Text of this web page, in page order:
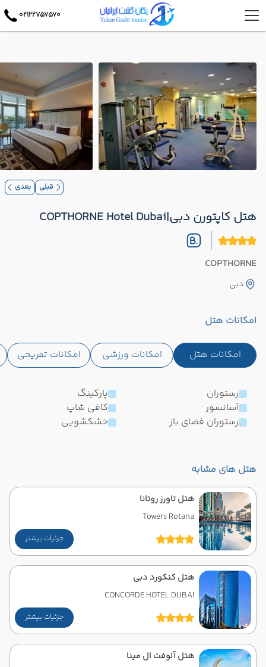
02122757570
قبلی بعدی
هتل کاپتورن دبی|COPTHORNE Hotel Dubai
COPTHORNE
دبی
امکانات هتل
امکانات هتل امکانات ورزشی امکانات تفریحی
رستوران
آسانسور
رستوران فضای باز
پارکینگ
کافی شاپ
خشکشویی
هتل های مشابه
هتل تاورز روتانا
Towers Rotana
جزئیات بیشتر
هتل کنکورد دبی
CONCORDE HOTEL DUBAI
جزئیات بیشتر
هتل آلوفت ال مینا